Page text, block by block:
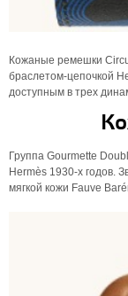
Кожаные ремешки
браслетом-цепочкой
доступным в трех
Группа Gourmette
Hermès 1930-х годов.
мягкой кожи Fauve